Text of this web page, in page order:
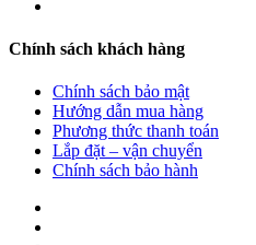
Chính sách khách hàng
Chính sách bảo mật
Hướng dẫn mua hàng
Phương thức thanh toán
Lắp đặt – vận chuyển
Chính sách bảo hành